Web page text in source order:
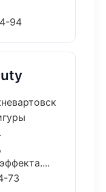
94
73